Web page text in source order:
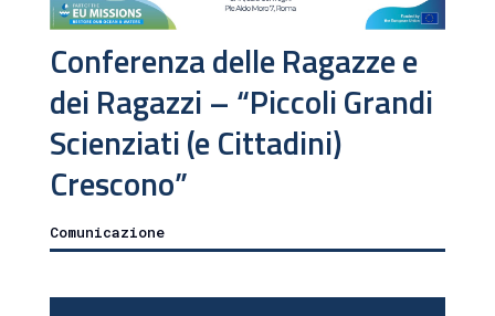
Conferenza delle Ragazze e
dei Ragazzi – “Piccoli Grandi
Scienziati (e Cittadini)
Crescono”
Comunicazione